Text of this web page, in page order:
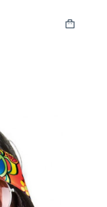
Shopping